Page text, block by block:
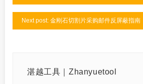
Next post: 金刚石切割片采购邮件反屏蔽指南
湛越工具｜Zhanyuetool